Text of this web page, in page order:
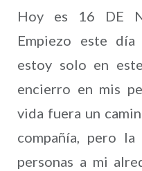
Hoy es 16 DE
Empiezo este
estoy solo en
encierro en mis
vida fuera un
compañía, pero
personas a mi